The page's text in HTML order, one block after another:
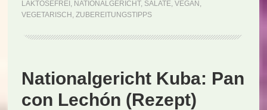
(Rezept)
LAKTOSEFREI , NATIONALGERICHT, SALATE, VEGAN ,
VEGETARISCH , ZUBEREITUNGSTIPPS
Nationalgericht Kuba: Pan
con Lechón (Rezept)